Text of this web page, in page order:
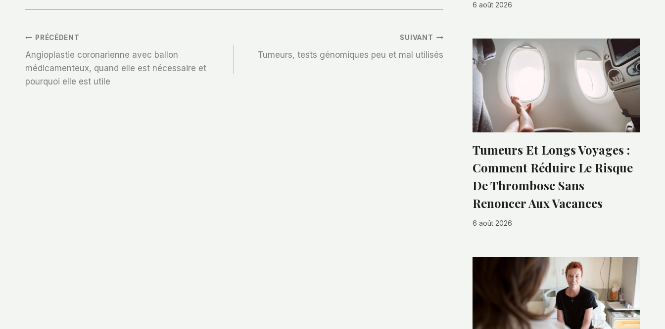
Navigation
De
L’article
PRÉCÉDENT
Angioplastie coronarienne avec ballon
médicamenteux, quand elle est nécessaire et
pourquoi elle est utile
SUIVANT
Tumeurs, tests génomiques peu et mal utilisés
6 août 2026
Tumeurs Et Longs Voyages :
Comment Réduire Le Risque
De Thrombose Sans
Renoncer Aux Vacances
6 août 2026